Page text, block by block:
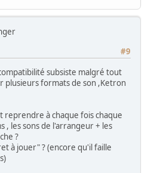
#9
subsiste malgré tout
plusieurs formats de son ,Ketron
reprendre à chaque fois chaque
, les sons de l'arrangeur + les
?
à jouer" ? (encore qu'il faille